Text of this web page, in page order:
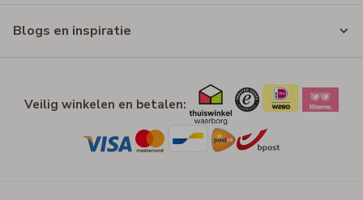
Blogs en inspiratie
Veilig winkelen en betalen: